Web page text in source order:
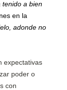
tenido a bien
en la
adonde no
expectativas
poder o
con